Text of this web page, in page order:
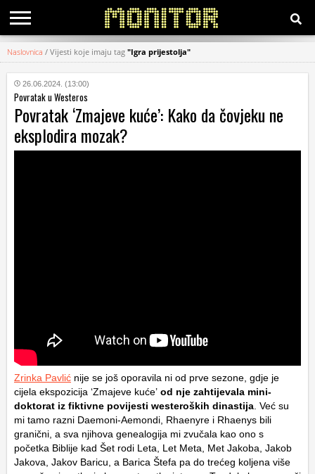
KATEGORIJE
HRVATSKI
WEB
Naslovnica / Vijesti koje imaju tag "Igra prijestolja"
26.06.2024. (13:00)
Povratak u Westeros
Povratak ‘Zmajeve kuće’: Kako da čovjeku ne
eksplodira mozak?
Zrinka Pavlić nije se još oporavila ni od prve sezone, gdje je
cijela ekspozicija ‘Zmajeve kuće’ od nje zahtijevala mini-
doktorat iz fiktivne povijesti westeroških dinastija . Već su
mi tamo razni Daemoni-Aemondi, Rhaenyre i Rhaenys bili
granični, a sva njihova genealogija mi zvučala kao ono s
početka Biblije kad Šet rodi Leta, Let Meta, Met Jakoba, Jakob
Jakova, Jakov Baricu, a Barica Štefa pa do trećeg koljena više